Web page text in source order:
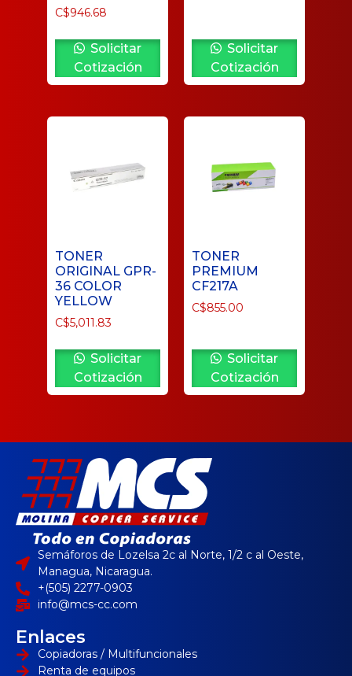
C$946.68
Solicitar
Cotización
Solicitar
Cotización
TONER
ORIGINAL GPR-
36 COLOR
YELLOW
C$5,011.83
Solicitar
Cotización
TONER
PREMIUM
CF217A
C$855.00
Solicitar
Cotización
Semáforos de Lozelsa 2c al Norte, 1/2 c al Oeste,
Managua, Nicaragua.
+(505) 2277-0903
info@mcs-cc.com
Enlaces
Copiadoras / Multifuncionales
Renta de equipos